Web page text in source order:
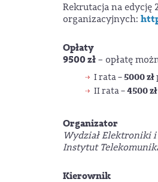
Rekrutacja na edycję
organizacyjnych:
Opłaty
9500 zł – opłatę
I rata – 5000 zł
II rata –4500 zł
Organizator
Wydział Elektroniki
Instytut
Kierownik